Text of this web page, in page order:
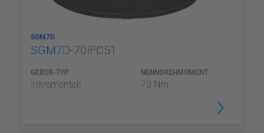
SGM7D
SGM7D-70IFC51
GEBER-TYP
Inkrementell
NENNDREHMOMENT
70 Nm